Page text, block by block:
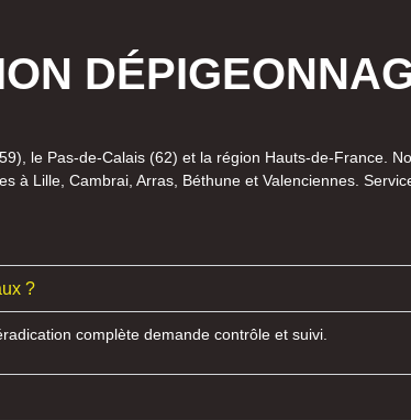
le Pas-de-Calais (62) et la région Hauts-de-France.
à Lille, Cambrai, Arras, Béthune et Valenciennes.
?
complète demande contrôle et suivi.